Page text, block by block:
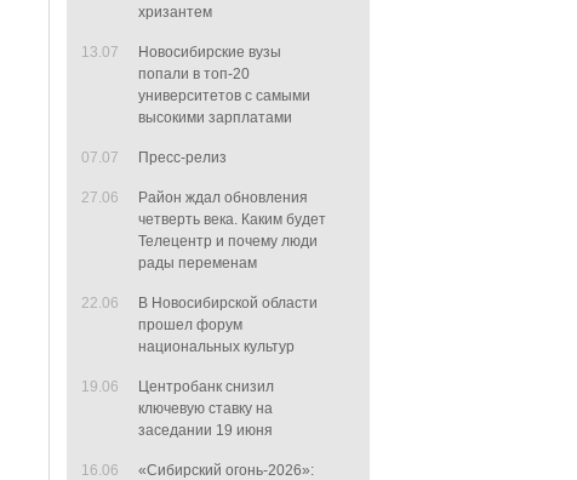
хризантем
13.07
Новосибирские вузы
попали в топ-20
университетов с самыми
высокими зарплатами
07.07 Пресс-релиз
27.06
Район ждал обновления
четверть века. Каким будет
Телецентр и почему люди
рады переменам
22.06
В Новосибирской области
прошел форум
национальных культур
19.06
Центробанк снизил
ключевую ставку на
заседании 19 июня
16.06
«Сибирский огонь-2026»: